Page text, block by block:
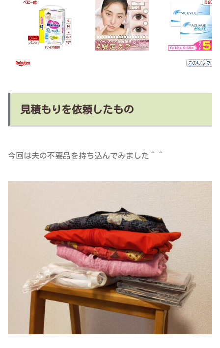
見積もりを依頼したもの
今回は夫の不要品を持ち込んでみました＾＾